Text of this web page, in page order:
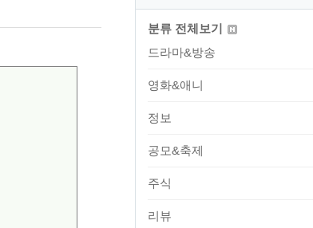
분류 전체보기
드라마&방송
영화&애니
정보
공모&축제
주식
리뷰